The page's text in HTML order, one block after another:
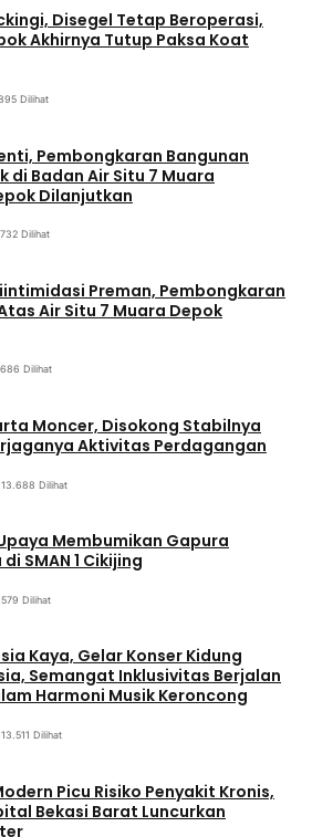
Disegel Tetap Beroperasi,
Akhirnya Tutup Paksa Koat
Dilihat
Pembongkaran Bangunan
di Badan Air Situ 7 Muara
Dilanjutkan
Dilihat
Preman, Pembongkaran
Air Situ 7 Muara Depok
Dilihat
Moncer, Disokong Stabilnya
Aktivitas Perdagangan
13.688 Dilihat
Membumikan Gapura
SMAN 1 Cikijing
Dilihat
Kaya, Gelar Konser Kidung
Semangat Inklusivitas Berjalan
Harmoni Musik Keroncong
13.511 Dilihat
Picu Risiko Penyakit Kronis,
Bekasi Barat Luncurkan